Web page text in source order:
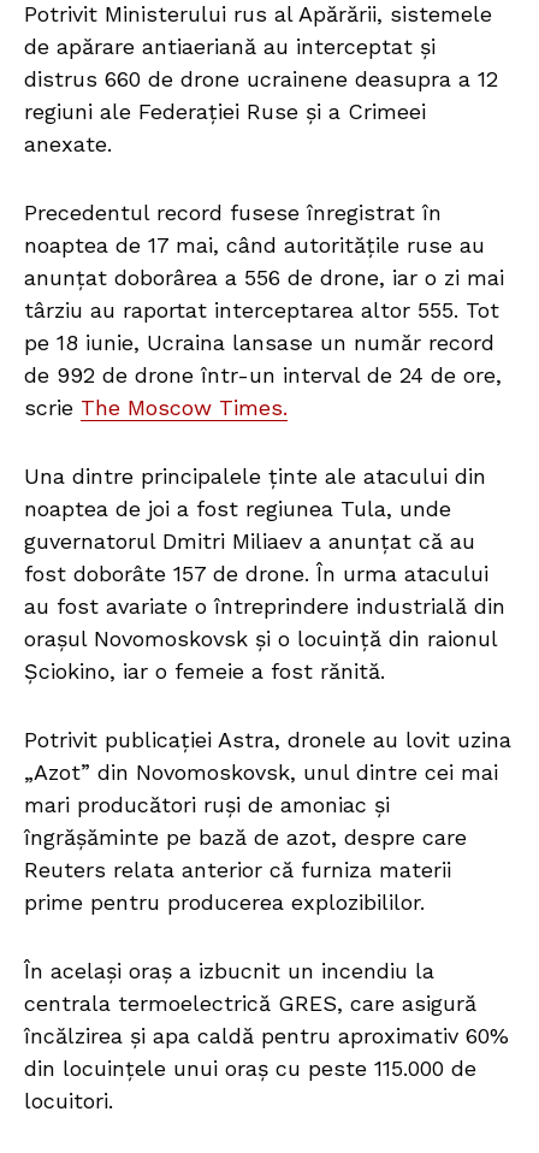
Potrivit Ministerului rus al Apărării, sistemele
de apărare antiaeriană au interceptat și
distrus 660 de drone ucrainene deasupra a 12
regiuni ale Federației Ruse și a Crimeei
anexate.
Precedentul record fusese înregistrat în
noaptea de 17 mai, când autoritățile ruse au
anunțat doborârea a 556 de drone, iar o zi mai
târziu au raportat interceptarea altor 555. Tot
pe 18 iunie, Ucraina lansase un număr record
de 992 de drone într-un interval de 24 de ore,
scrie The Moscow Times.
Una dintre principalele ținte ale atacului din
noaptea de joi a fost regiunea Tula, unde
guvernatorul Dmitri Miliaev a anunțat că au
fost doborâte 157 de drone. În urma atacului
au fost avariate o întreprindere industrială din
orașul Novomoskovsk și o locuință din raionul
Șciokino, iar o femeie a fost rănită.
Potrivit publicației Astra, dronele au lovit uzina
„Azot” din Novomoskovsk, unul dintre cei mai
mari producători ruși de amoniac și
îngrășăminte pe bază de azot, despre care
Reuters relata anterior că furniza materii
prime pentru producerea explozibililor.
În același oraș a izbucnit un incendiu la
centrala termoelectrică GRES, care asigură
încălzirea și apa caldă pentru aproximativ 60%
din locuințele unui oraș cu peste 115.000 de
locuitori.